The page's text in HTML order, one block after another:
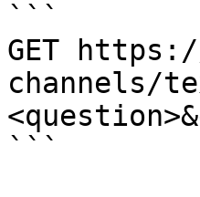
```
GET
channels/
```